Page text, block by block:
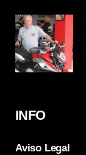
INFO
Aviso Legal